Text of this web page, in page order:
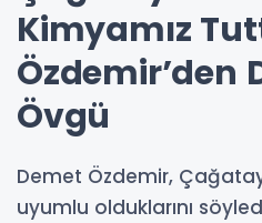
Kimyamız
Özdemir’den
Övgü
Demet Özdemir,
uyumlu olduklarını